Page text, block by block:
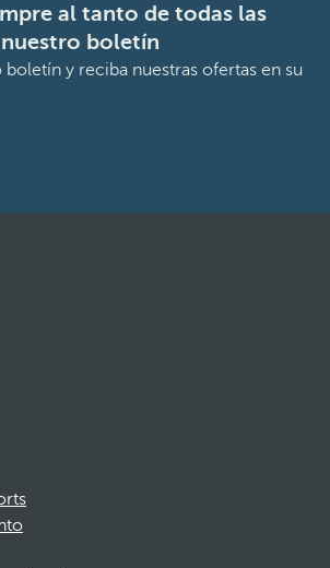
al tanto de todas las
boletín
boletín y reciba nuestras ofertas en su